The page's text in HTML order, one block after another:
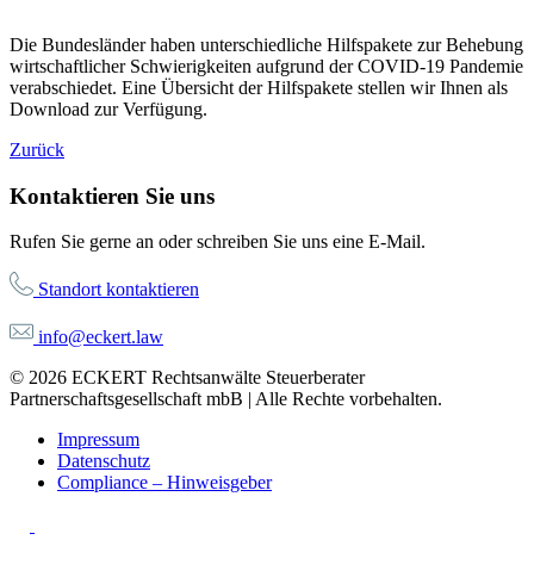
Die Bundesländer haben unterschiedliche Hilfspakete zur Behebung
wirtschaftlicher Schwierigkeiten aufgrund der COVID-19 Pandemie
verabschiedet. Eine Übersicht der Hilfspakete stellen wir Ihnen als
Download zur Verfügung.
Zurück
Kontaktieren Sie uns
Rufen Sie gerne an oder schreiben Sie uns eine E-Mail.
Standort kontaktieren
info@eckert.law
© 2026 ECKERT Rechtsanwälte Steuerberater
Partnerschaftsgesellschaft mbB | Alle Rechte vorbehalten.
Impressum
Datenschutz
Compliance – Hinweisgeber